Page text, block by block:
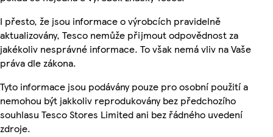
I přesto, že jsou informace o výrobcích pravidelně
aktualizovány, Tesco nemůže přijmout odpovědnost za
jakékoliv nesprávné informace. To však nemá vliv na Vaše
práva dle zákona.
Tyto informace jsou podávány pouze pro osobní použití a
nemohou být jakkoliv reprodukovány bez předchozího
souhlasu Tesco Stores Limited ani bez řádného uvedení
zdroje.